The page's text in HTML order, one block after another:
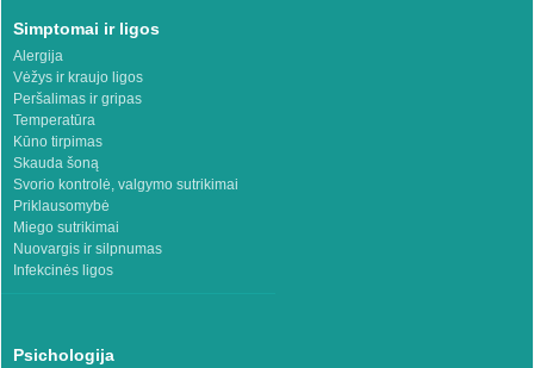
Simptomai ir ligos
Alergija
Vėžys ir kraujo ligos
Peršalimas ir gripas
Temperatūra
Kūno tirpimas
Skauda šoną
Svorio kontrolė, valgymo sutrikimai
Priklausomybė
Miego sutrikimai
Nuovargis ir silpnumas
Infekcinės ligos
Psichologija